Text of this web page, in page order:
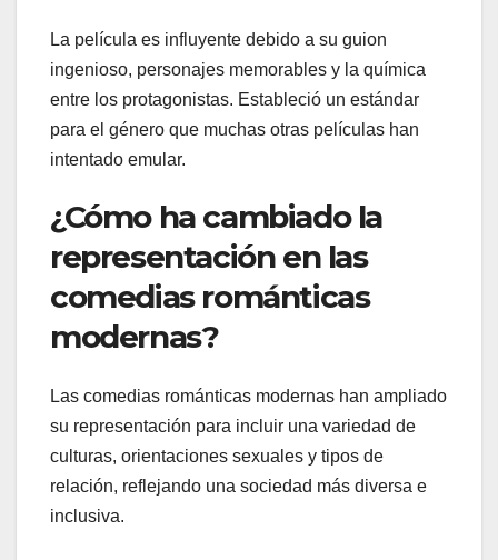
La película es influyente debido a su guion
ingenioso, personajes memorables y la química
entre los protagonistas. Estableció un estándar
para el género que muchas otras películas han
intentado emular.
¿Cómo ha cambiado la
representación en las
comedias románticas
modernas?
Las comedias románticas modernas han ampliado
su representación para incluir una variedad de
culturas, orientaciones sexuales y tipos de
relación, reflejando una sociedad más diversa e
inclusiva.